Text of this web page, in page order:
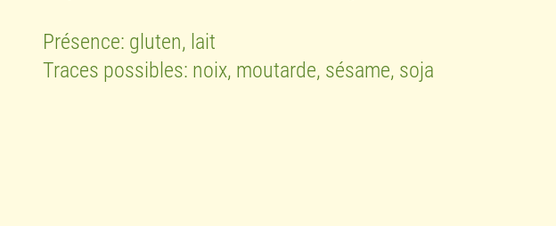
Présence: gluten, lait
Traces possibles: noix, moutarde, sésame, soja